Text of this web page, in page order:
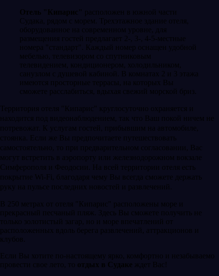
Отель "Кипарис" расположен в южной части
Судака, рядом с морем. Трехэтажное здание отеля,
оборудованное на современном уровне, для
размещения гостей предлагает 2-, 3-, 4-5-местные
номера "стандарт". Каждый номер оснащен удобной
мебелью, телевизором со спутниковым
телевидением, кондиционером, холодильником,
санузлом с душевой кабиной. В комнатах 2 и 3 этажа
имеются просторные террасы, на которых Вы
сможете расслабиться, вдыхая свежий морской бриз.
Территория отеля "Кипарис" круглосуточно охраняется и
находится под видеонаблюдением, так что Ваш покой ничем не
потревожат. К услугам гостей, прибывшим на автомобиле,
стоянка. Если же Вы предпочитаете путешествовать
самостоятельно, то при предварительном согласовании, Вас
могут встретить в аэропорту или железнодорожном вокзале
Симферополя и Феодосии. На всей территории отеля есть
покрытие Wi-Fi, благодаря чему Вы всегда сможете держать
руку на пульсе последних новостей и развлечений.
В 250 метрах от отеля "Кипарис" расположены море и
прекрасный песчаный пляж. Здесь Вы сможете получить не
только золотистый загар, но и море впечатлений от
расположенных вдоль берега развлечений, аттракционов и
клубов.
Если Вы хотите по-настоящему ярко, комфортно и незабываемо
провести свое лето, то отдых в Судаке ждет Вас!